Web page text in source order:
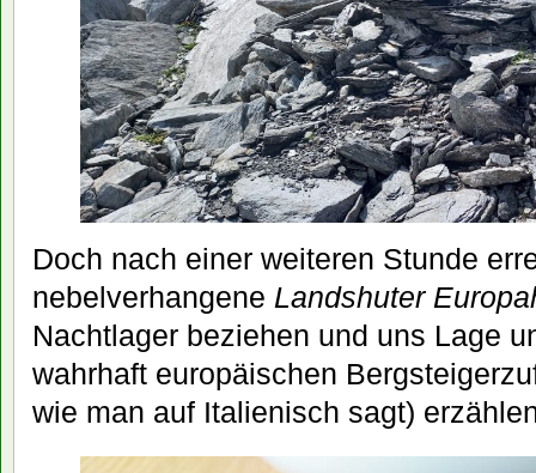
Doch nach einer weiteren Stunde
nebelverhangene Landshuter
Nachtlager beziehen und uns Lage
wahrhaft europäischen
wie man auf Italienisch sagt)